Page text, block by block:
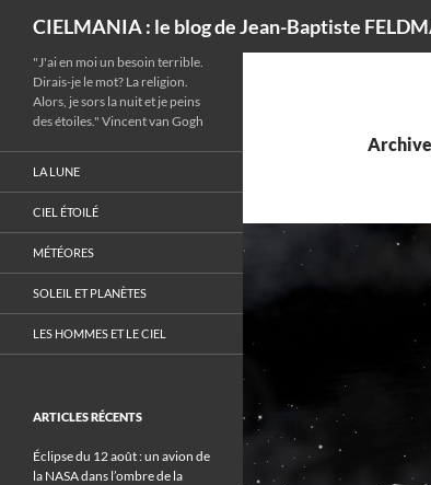
CIELMANIA : le blog de Jean-Baptiste
"J'ai en moi un besoin terrible.
Dirais-je le mot? La religion.
Alors, je sors la nuit et je peins
des étoiles." Vincent van Gogh
LA LUNE
CIEL ÉTOILÉ
MÉTÉORES
SOLEIL ET PLANÈTES
LES HOMMES ET LE CIEL
ARTICLES RÉCENTS
Éclipse du 12 août : un avion de
la NASA dans l’ombre de la